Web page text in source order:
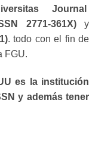
Journal
2771-361X)y
. todo con el fin de
FGU.
es la institución
y además tener